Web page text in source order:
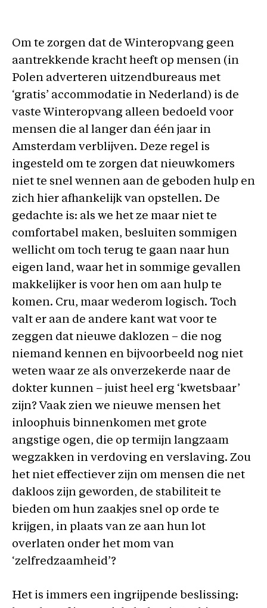
Om te zorgen dat de Winteropvang geen
aantrekkende kracht heeft op mensen (in
Polen adverteren uitzendbureaus met
‘gratis’ accommodatie in Nederland) is de
vaste Winteropvang alleen bedoeld voor
mensen die al langer dan één jaar in
Amsterdam verblijven. Deze regel is
ingesteld om te zorgen dat nieuwkomers
niet te snel wennen aan de geboden hulp en
zich hier afhankelijk van opstellen. De
gedachte is: als we het ze maar niet te
comfortabel maken, besluiten sommigen
wellicht om toch terug te gaan naar hun
eigen land, waar het in sommige gevallen
makkelijker is voor hen om aan hulp te
komen. Cru, maar wederom logisch. Toch
valt er aan de andere kant wat voor te
zeggen dat nieuwe daklozen – die nog
niemand kennen en bijvoorbeeld nog niet
weten waar ze als onverzekerde naar de
dokter kunnen – juist heel erg ‘kwetsbaar’
zijn? Vaak zien we nieuwe mensen het
inloophuis binnenkomen met grote
angstige ogen, die op termijn langzaam
wegzakken in verdoving en verslaving. Zou
het niet effectiever zijn om mensen die net
dakloos zijn geworden, de stabiliteit te
bieden om hun zaakjes snel op orde te
krijgen, in plaats van ze aan hun lot
overlaten onder het mom van
‘zelfredzaamheid’?
Het is immers een ingrijpende beslissing: